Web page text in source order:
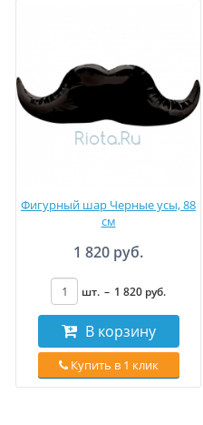
Фигурный шар Черные усы, 88
см
1 820 руб.
шт. – 1 820 руб.
В корзину
Купить в 1 клик